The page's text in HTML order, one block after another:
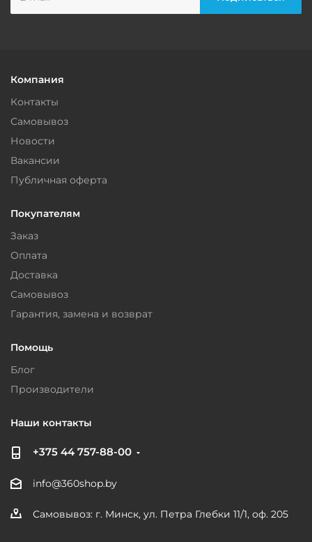
Компания
Контакты
Самовывоз
Новости
Вакансии
Публичная оферта
Покупателям
Заказ
Оплата
Доставка
Самовывоз
Гарантия, замена и возврат
Помощь
Блог
Производители
Наши контакты
+375 44 757-88-00
info@360shop.by
Самовывоз: г. Минск, ул. Петра Глебки 11/1, оф. 205